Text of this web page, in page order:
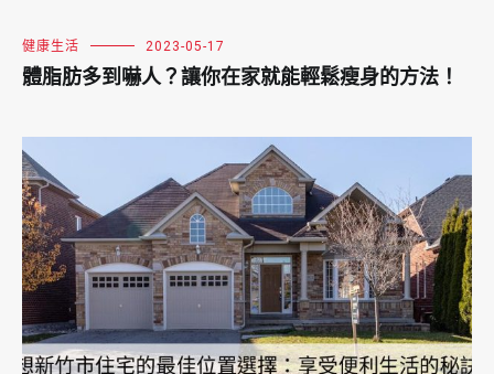
健康生活 2023-05-17
體脂肪多到嚇人？讓你在家就能輕鬆瘦身的方法！